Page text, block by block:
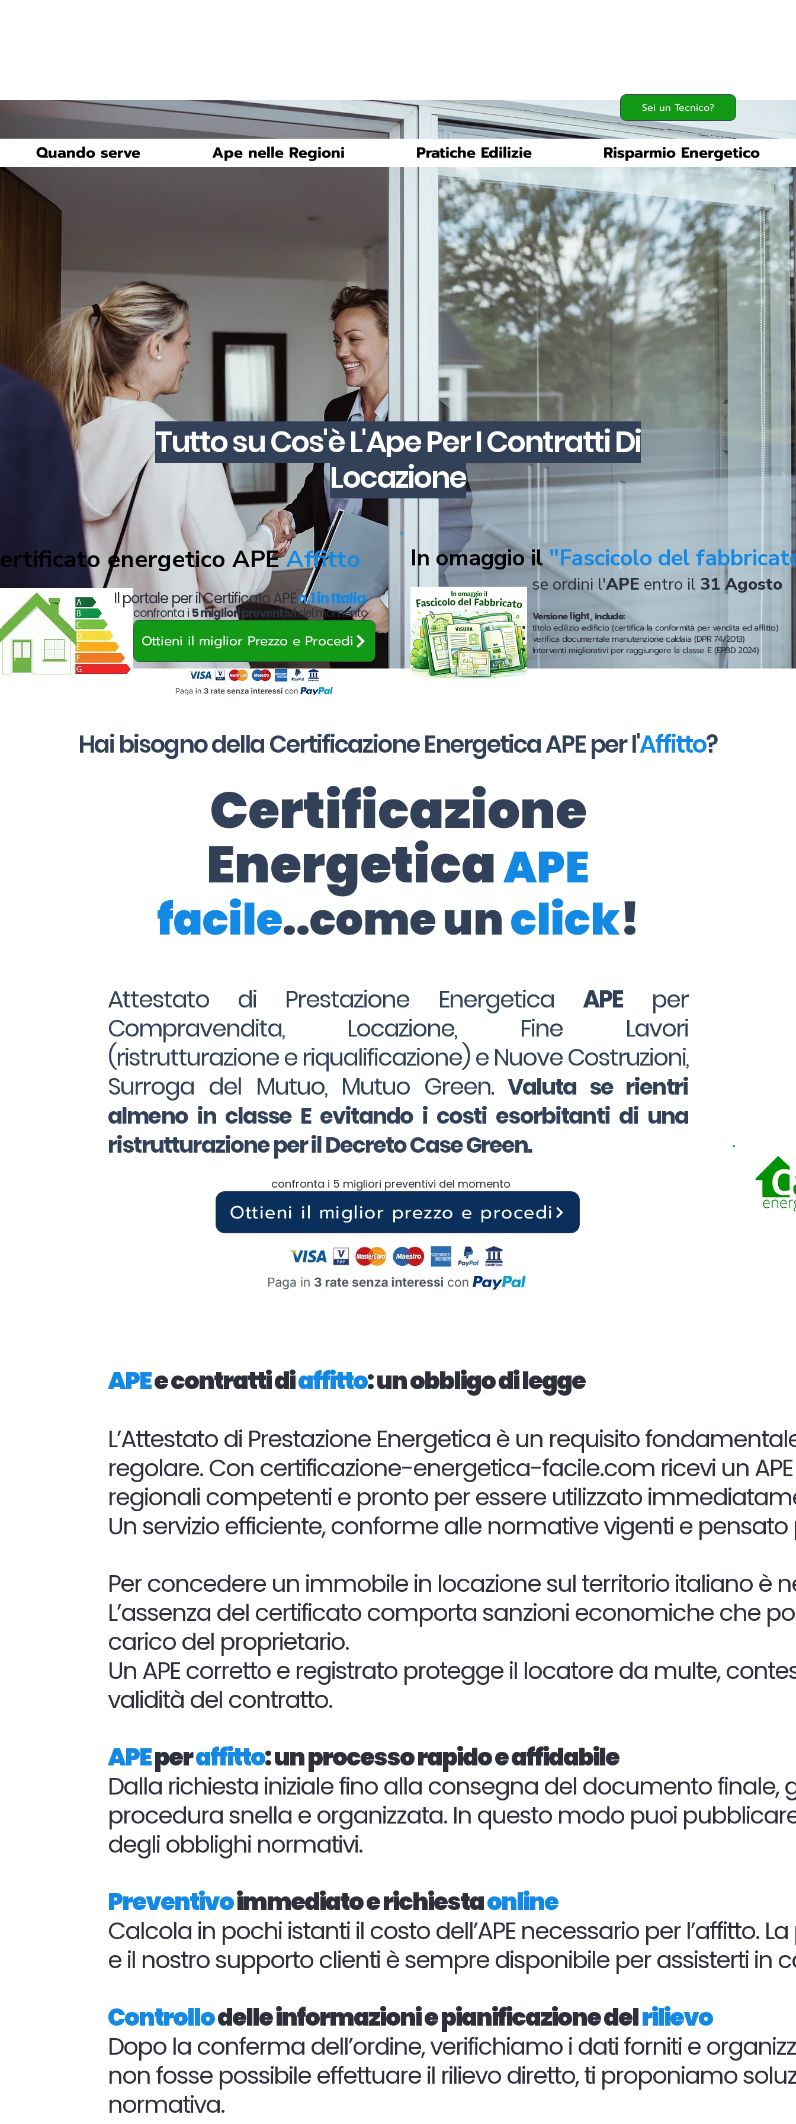
Sei un Tecnico?
Tutto su Cos'è L'Ape Per I Contratti Di
Locazione
energetico APEAffitto
Ottieni il miglior Prezzo e Procedi
Il portale per il Certificato APEn.1 in Italia
confronta i 5 migliori preventividel momento
In omaggio il"Fascicolo del
se ordini l'APE entro il 31 Agosto
Versionelight, include:
titolo edilizio edificio (certifica la conformità per vendita ed affitto)
verifica documentale manutenzione caldaia (DPR 74/2013)
Interventi migliorativi per raggiungere la classe E (EPBD 2024)
Hai bisogno della Certificazione Energetica APE per l'Affitto?
Certificazione
EnergeticaAPE
facile..come unclick!
Attestato di Prestazione Energetica APEper
Compravendita, Locazione, Fine Lavori
(ristrutturazione e riqualificazione) e Nuove Costruzioni,
Surroga del Mutuo, Mutuo Green. Valuta se rientri
almeno in classe E evitando i costi esorbitanti di una
ristrutturazione per il Decreto Case Green.
confronta i 5 migliori preventivi del momento
Ottieni il miglior prezzo e procedi
APEe contratti diaffitto: un obbligo di legge
L’Attestato di Prestazione Energetica è un requisito
regolare. Con certificazione-energetica-facile.com ricevi un
regionali competenti e pronto per essere utilizzato
Un servizio efficiente, conforme alle normative vigenti e
Per concedere un immobile in locazione sul territorio italiano è
L’assenza del certificato comporta sanzioni economiche che
carico del proprietario.
Un APE corretto e registrato protegge il locatore da multe,
validità del contratto.
APEperaffitto: un processo rapido e affidabile
Dalla richiesta iniziale fino alla consegna del documento finale,
procedura snella e organizzata. In questo modo puoi
degli obblighi normativi.
Preventivoimmediato e richiestaonline
Calcola in pochi istanti il costo dell’APE necessario per l’affitto.
e il nostro supporto clienti è sempre disponibile per assisterti in
Controllodelle informazioni e pianificazione delrilievo
Dopo la conferma dell’ordine, verifichiamo i dati forniti e
non fosse possibile effettuare il rilievo diretto, ti proponiamo
normativa.
Quando serve Ape nelle Regioni Pratiche Edilizie Risparmio Energetico